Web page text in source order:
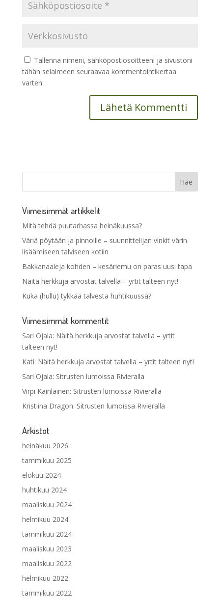
Tallenna nimeni, sähköpostiosoitteeni ja sivustoni
tähän selaimeen seuraavaa kommentointikertaa
varten.
Viimeisimmät artikkelit
Mitä tehdä puutarhassa heinäkuussa?
Väriä pöytään ja pinnoille – suunnittelijan vinkit värin
lisäämiseen talviseen kotiin
Bakkanaaleja kohden – kesäriemu on paras uusi tapa
Näitä herkkuja arvostat talvella – yrtit talteen nyt!
Kuka (hullu) tykkää talvesta huhtikuussa?
Viimeisimmät kommentit
Sari Ojala: Näitä herkkuja arvostat talvella – yrtit
talteen nyt!
Kati: Näitä herkkuja arvostat talvella – yrtit talteen nyt!
Sari Ojala: Sitrusten lumoissa Rivieralla
Virpi Kainlainen: Sitrusten lumoissa Rivieralla
Kristiina Dragon: Sitrusten lumoissa Rivieralla
Arkistot
heinäkuu 2026
tammikuu 2025
elokuu 2024
huhtikuu 2024
maaliskuu 2024
helmikuu 2024
tammikuu 2024
maaliskuu 2023
maaliskuu 2022
helmikuu 2022
tammikuu 2022